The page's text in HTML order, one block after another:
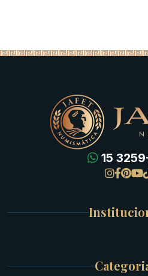
15
Meus
Carrinho de